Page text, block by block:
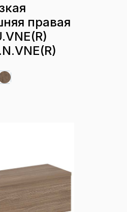
правая